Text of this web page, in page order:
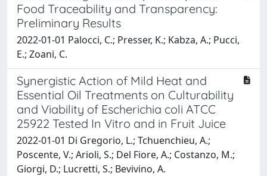
Food Traceability and Transparency:
Preliminary Results
2022-01-01 Palocci, C.; Presser, K.; Kabza, A.; Pucci,
E.; Zoani, C.
Synergistic Action of Mild Heat and
Essential Oil Treatments on Culturability
and Viability of Escherichia coli ATCC
25922 Tested In Vitro and in Fruit Juice
2022-01-01 Di Gregorio, L.; Tchuenchieu, A.;
Poscente, V.; Arioli, S.; Del Fiore, A.; Costanzo, M.;
Giorgi, D.; Lucretti, S.; Bevivino, A.